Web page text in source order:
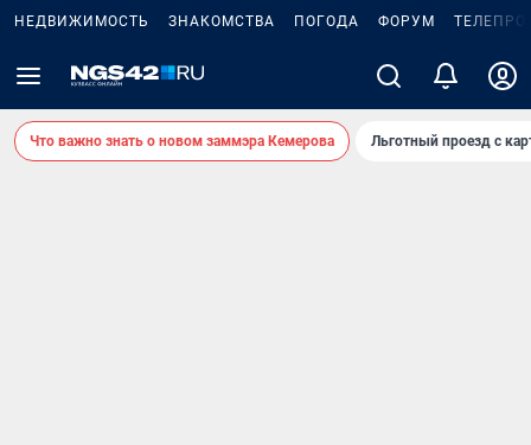
НЕДВИЖИМОСТЬ ЗНАКОМСТВА ПОГОДА ФОРУМ
Что важно знать о новом заммэра Кемерова Льготный проезд с